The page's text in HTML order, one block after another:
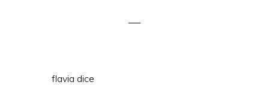
flavia dice